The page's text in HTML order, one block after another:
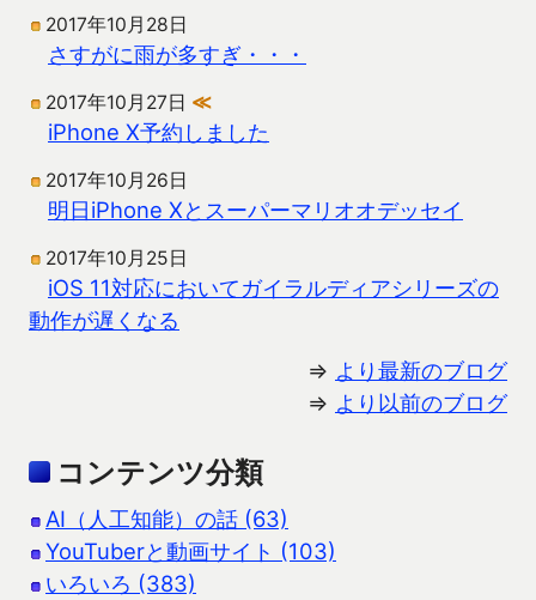
2017年10月28日
さすがに雨が多すぎ・・・
2017年10月27日 ≪
iPhone X予約しました
2017年10月26日
明日iPhone Xとスーパーマリオオデッセイ
2017年10月25日
iOS 11対応においてガイラルディアシリーズの
動作が遅くなる
⇒ より最新のブログ
⇒ より以前のブログ
コンテンツ分類
AI（人工知能）の話 (63)
YouTuberと動画サイト (103)
いろいろ (383)